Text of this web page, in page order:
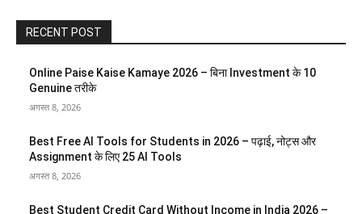
RECENT POST
Online Paise Kaise Kamaye 2026 – बिना Investment के 10
Genuine तरीके
अगस्त 8, 2026
Best Free AI Tools for Students in 2026 – पढ़ाई, नोट्स और
Assignment के लिए 25 AI Tools
अगस्त 8, 2026
Best Student Credit Card Without Income in India 2026 –